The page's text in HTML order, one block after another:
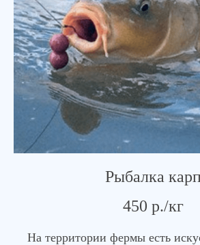
Рыбалка
450 р./кг
На территории фермы есть